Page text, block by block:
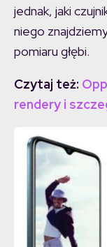
jednak, jaki
niego
pomiaru głębi.
Czytaj też:
rendery i